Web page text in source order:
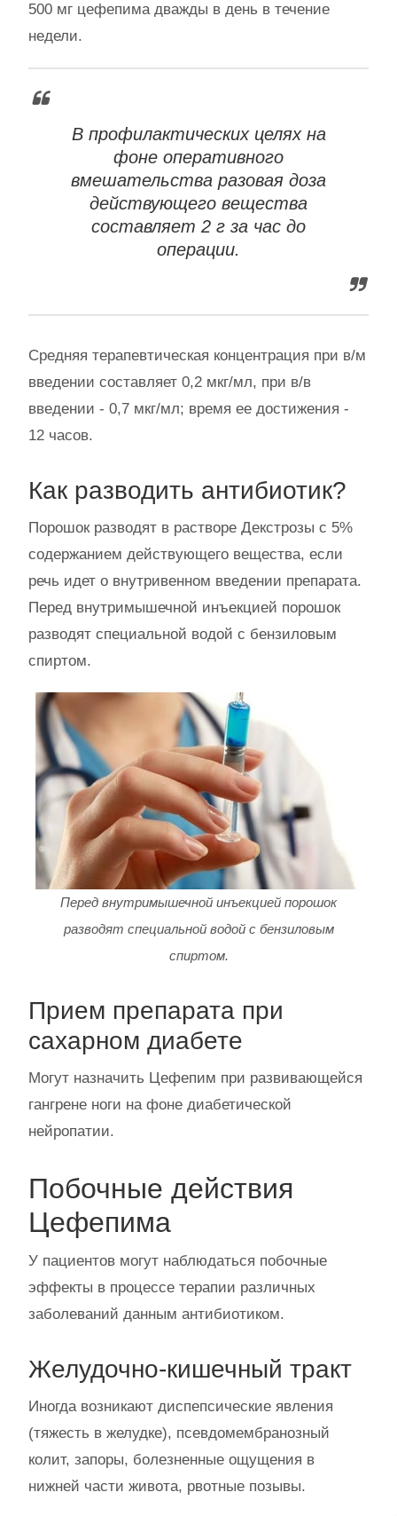
500 мг цефепима дважды в день в течение
недели.
В профилактических целях на
фоне оперативного
вмешательства разовая доза
действующего вещества
составляет 2 г за час до
операции.
Средняя терапевтическая концентрация при в/м
введении составляет 0,2 мкг/мл, при в/в
введении - 0,7 мкг/мл; время ее достижения -
12 часов.
Как разводить антибиотик?
Порошок разводят в растворе Декстрозы с 5%
содержанием действующего вещества, если
речь идет о внутривенном введении препарата.
Перед внутримышечной инъекцией порошок
разводят специальной водой с бензиловым
спиртом.
Перед внутримышечной инъекцией порошок
разводят специальной водой с бензиловым
спиртом.
Прием препарата при
сахарном диабете
Могут назначить Цефепим при развивающейся
гангрене ноги на фоне диабетической
нейропатии.
Побочные действия
Цефепима
У пациентов могут наблюдаться побочные
эффекты в процессе терапии различных
заболеваний данным антибиотиком.
Желудочно-кишечный тракт
Иногда возникают диспепсические явления
(тяжесть в желудке), псевдомембранозный
колит, запоры, болезненные ощущения в
нижней части живота, рвотные позывы.